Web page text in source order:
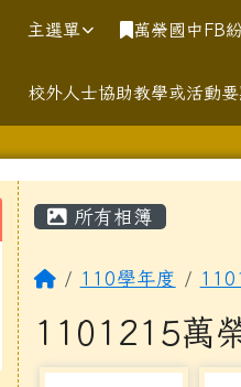
球資訊網
主選單 萬榮國中FB
校外人士協助教學或活動要
主內容區域
所有相簿
回首頁110學年度
1101215萬